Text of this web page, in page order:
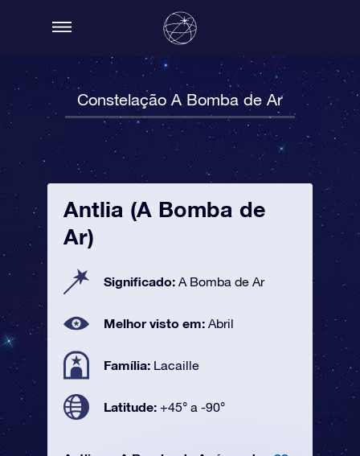
Constelação A Bomba de Ar
Antlia (A Bomba de
Ar)
Significado: A Bomba de Ar
Melhor visto em: Abril
Família: Lacaille
Latitude: +45° a -90°